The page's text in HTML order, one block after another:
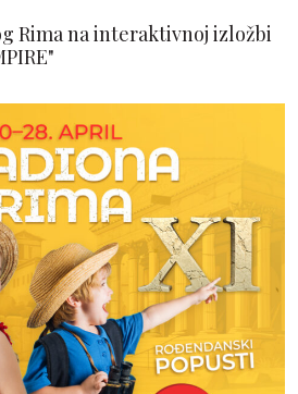
Rima na interaktivnoj izložbi